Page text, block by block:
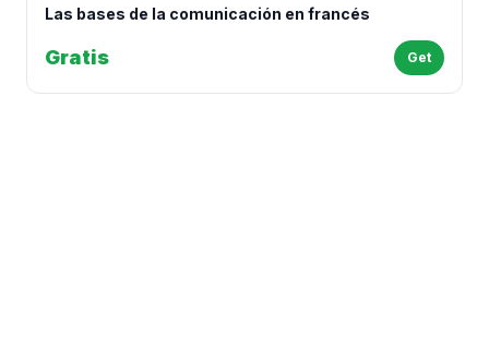
Las bases de la comunicación en francés
Gratis Get